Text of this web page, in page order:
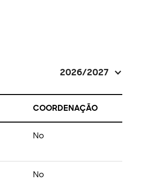
2026/2027
COORDENAÇÃO
No
No